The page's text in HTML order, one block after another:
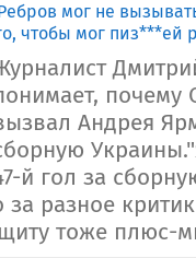
мог не
чтобы мог пиз***ей
почему
Андрея
й гол за
разное
тоже плюс-